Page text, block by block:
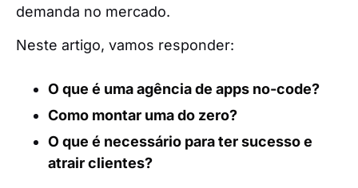
demanda no mercado.
Neste artigo, vamos responder:
O que é uma agência de apps no-code?
Como montar uma do zero?
O que é necessário para ter sucesso e
atrair clientes?